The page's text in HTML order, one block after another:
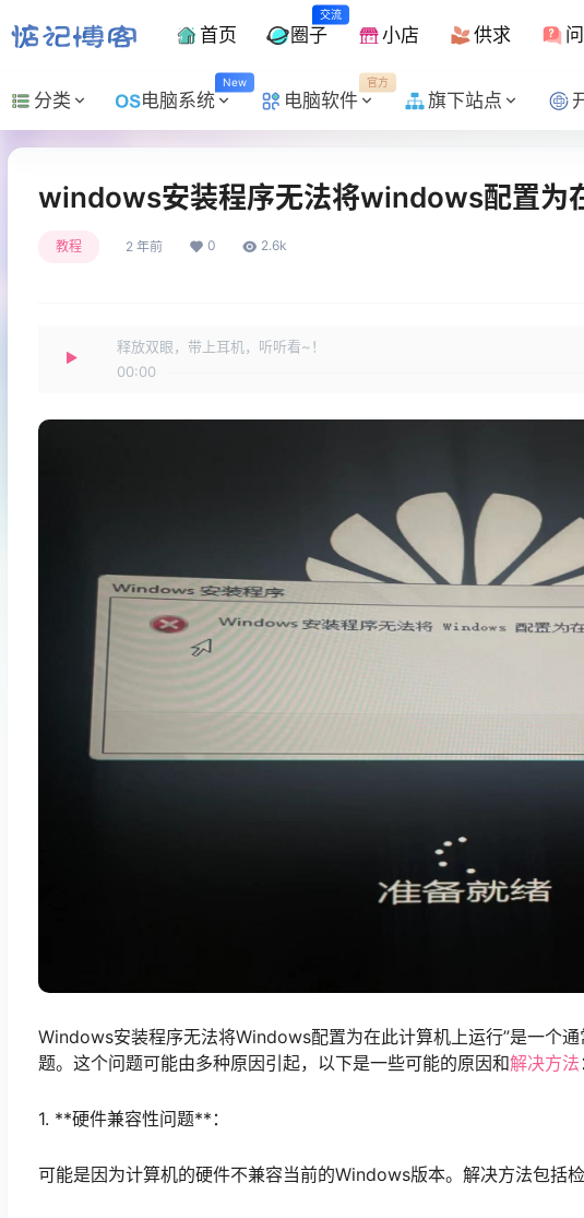
首页
交流
圈子 小店 供求
分类
New
电脑系统
官方
电脑软件 旗下站点
windows安装程序无法将windows配置为
教程 2 年前 0 2.6k
释放双眼，带上耳机，听听看~！
00:00
Windows安装程序无法将Windows配置为在此计算机上运行”是一个
题。这个问题可能由多种原因引起，以下是一些可能的原因和解决方法
1. **硬件兼容性问题**：
可能是因为计算机的硬件不兼容当前的Windows版本。解决方法包括